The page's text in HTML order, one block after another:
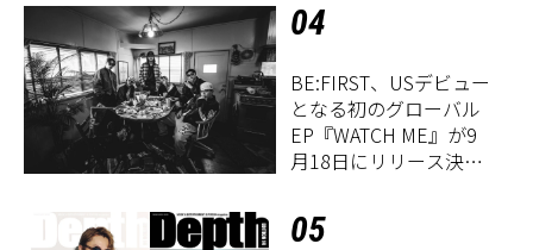
04
BE:FIRST、USデビュー
となる初のグローバル
EP『WATCH ME』が9
月18日にリリース決
05